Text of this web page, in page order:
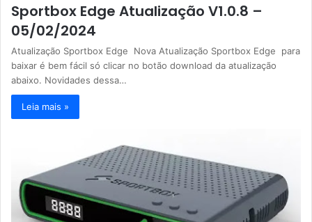
Sportbox Edge Atualização V1.0.8 –
05/02/2024
Atualização Sportbox Edge Nova Atualização Sportbox Edge para
baixar é bem fácil só clicar no botão download da atualização
abaixo. Novidades dessa…
Leia mais »